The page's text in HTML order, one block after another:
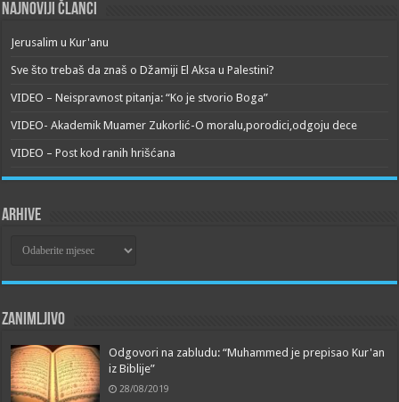
Najnoviji članci
Jerusalim u Kur'anu
Sve što trebaš da znaš o Džamiji El Aksa u Palestini?
VIDEO – Neispravnost pitanja: “Ko je stvorio Boga”
VIDEO- Akademik Muamer Zukorlić-O moralu,porodici,odgoju dece
VIDEO – Post kod ranih hrišćana
Arhive
Zanimljivo
Odgovori na zabludu: “Muhammed je prepisao Kur'an
iz Biblije”
28/08/2019